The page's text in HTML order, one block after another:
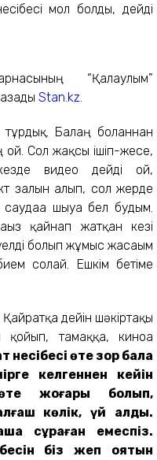
мол болды, дейді
“Қалаулым”
Stan.kz.
Балаң болғаннан
Сол жақсы ішіп-жесе,
видео дейді ғой,
залын алып, сол жерде
шығуға бел будым.
қайнап жатқан кезі
болып жұмыс жасағым
солай. Ешкім бетіме
дейін шәкіртақы
қойып, тамаққа, киноға
несібесі өте зор бала
келгеннен кейін
жоғары болып,
көлік, үй алдық.
сұраған емеспіз.
біз жеп қоятын